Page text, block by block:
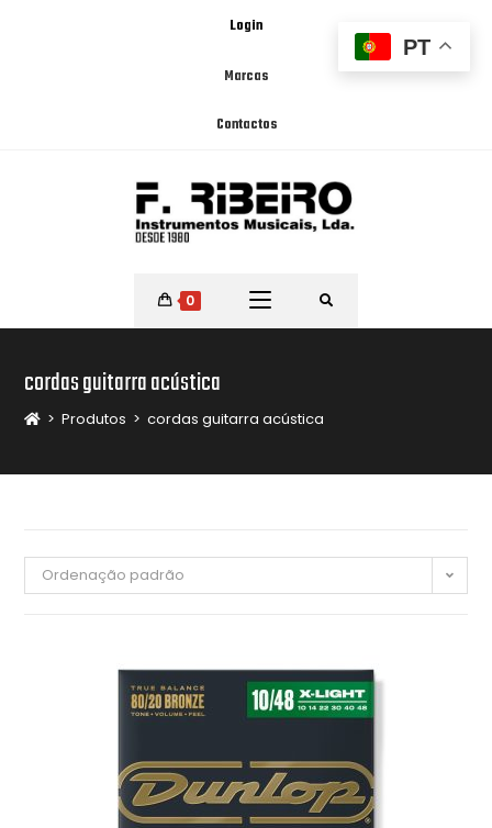
Login
Marcas
Contactos
0
cordas guitarra acústica
> Produtos > cordas guitarra acústica
Ordenação padrão
PT